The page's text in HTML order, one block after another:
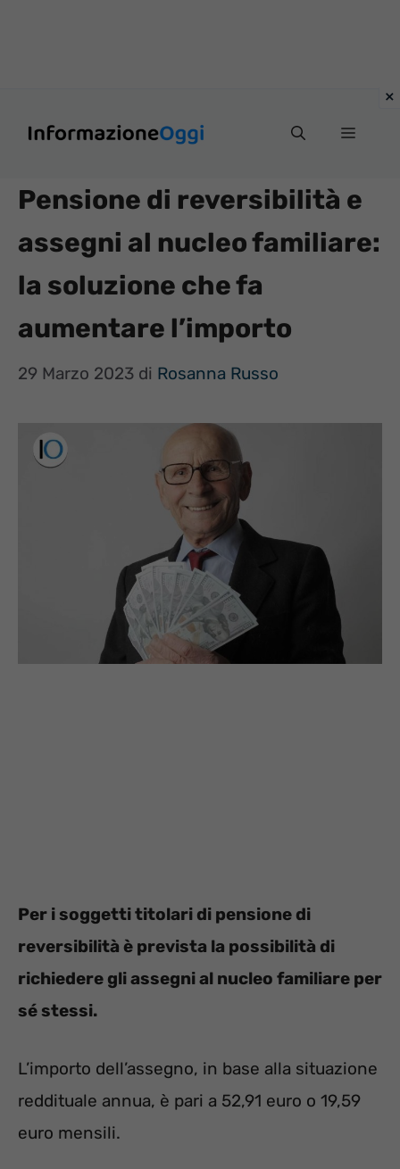
Menu
Pensione di reversibilità e
assegni al nucleo familiare:
la soluzione che fa
aumentare l’importo
29 Marzo 2023 di Rosanna Russo
Per i soggetti titolari di pensione di
reversibilità è prevista la possibilità di
richiedere gli assegni al nucleo familiare per
sé stessi.
L’importo dell’assegno, in base alla situazione
reddituale annua, è pari a 52,91 euro o 19,59
euro mensili.